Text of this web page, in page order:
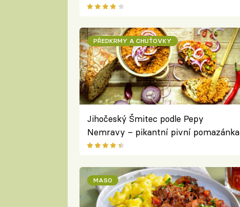
kůrkou
PŘEDKRMY A CHUŤOVKY
Jihočeský Šmitec podle Pepy
Nemravy – pikantní pivní pomazánka
s nivou, která má říz
MASO